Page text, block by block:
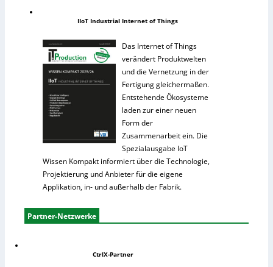
IIoT Industrial Internet of Things
Das Internet of Things
verändert Produktwelten
und die Vernetzung in der
Fertigung gleichermaßen.
Entstehende Ökosysteme
laden zur einer neuen
Form der
Zusammenarbeit ein. Die
Spezialausgabe IoT
Wissen Kompakt informiert über die Technologie,
Projektierung und Anbieter für die eigene
Applikation, in- und außerhalb der Fabrik.
Partner-Netzwerke
CtrlX-Partner